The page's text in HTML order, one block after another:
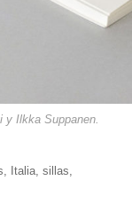
y Ilkka Suppanen.
Italia ,sillas